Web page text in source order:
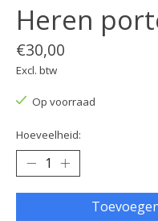
Heren
€30,00
Excl. btw
Op voorraad
Hoeveelheid: